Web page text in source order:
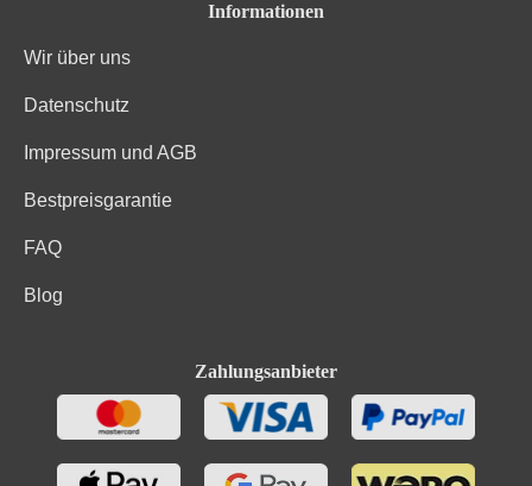
Bio-Trauben, Konservierungsstoffe (Sulfite). Enthält
Informationen
Wir über uns
Datenschutz
Impressum und AGB
Bestpreisgarantie
FAQ
Blog
Zahlungsanbieter